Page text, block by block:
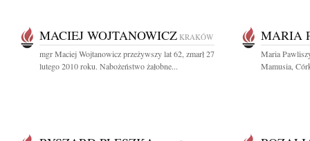
MACIEJ WOJTANOWICZ KRAKÓW
mgr Maciej Wojtanowicz przeżywszy lat 62, zmarł 27
lutego 2010 roku. Nabożeństwo żałobne...
MARIA
Maria
Mamusia,